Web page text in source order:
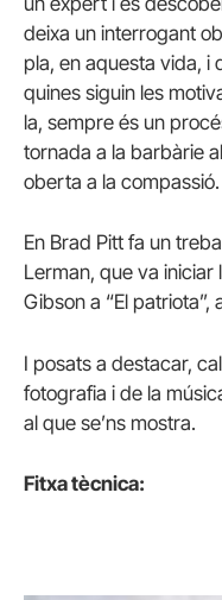
deixa un interrogant
pla, en aquesta vida, i
quines siguin les
la, sempre és un
tornada a la barbàrie
oberta a la compassió.
En Brad Pitt fa un
Lerman, que va
Gibson a “El
I posats a destacar,
fotografia i de la
al que se’ns mostra.
Fitxa tècnica: